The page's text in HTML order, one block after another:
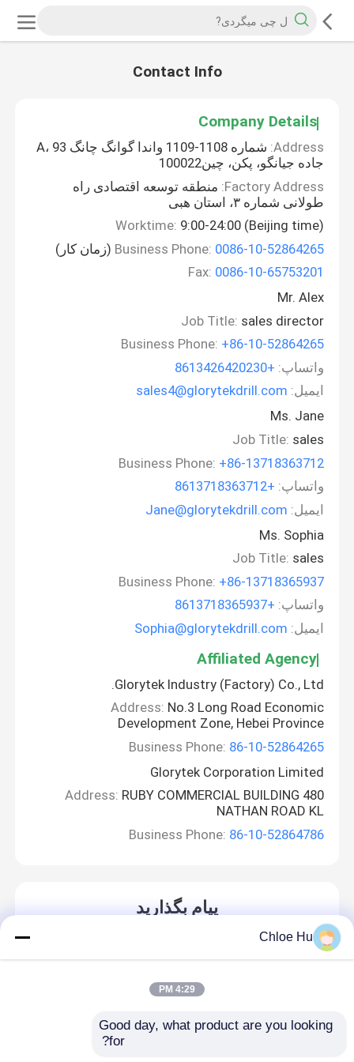
Contact Info
Company Details
Address:
شماره 1108-1109 واندا گوانگ چانگ A، 93
جاده جیانگو، پکن، چین100022
Factory Address: منطقه توسعه اقتصادی راه
طولانی شماره ۳، استان هبی
Worktime: 9:00-24:00 (Beijing time)
Business Phone: 0086-10-52864265
(زمان کار)
Fax: 0086-10-65753201
Mr. Alex
Job Title: sales director
Business Phone: +86-10-52864265
واتساپ: +8613426420230
ایمیل: sales4@glorytekdrill.com
Ms. Jane
Job Title: sales
Business Phone: +86-13718363712
واتساپ: +8613718363712
ایمیل: Jane@glorytekdrill.com
Ms. Sophia
Job Title: sales
Business Phone: +86-13718365937
واتساپ: +8613718365937
ایمیل: Sophia@glorytekdrill.com
Affiliated Agency
Glorytek Industry (Factory) Co., Ltd.
Address: No.3 Long Road Economic
Development Zone, Hebei Province
Business Phone: 86-10-52864265
Glorytek Corporation Limited
Address: RUBY COMMERCIAL BUILDING 480
NATHAN ROAD KL
Business Phone: 86-10-52864786
پیام بگذارید
ما به زودی با شما تماس خواهیم گرفتChloe Hu
4:29 PM
Good day, what product are you looking
for?